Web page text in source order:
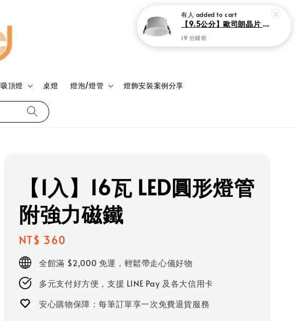
吸頂燈 桌燈 燈泡/燈管 燈飾安裝案例分享
登入
【1入】16瓦 LED圓形燈管
附強力磁鐵
Regular
price
NT$ 360
全館滿 $2,000 免運，輕鬆帶走心儀好物
多元支付好方便，支援 LINE Pay 及各大信用卡
安心購物保障：每筆訂單享一次免費退貨服務
有人 added to cart
19 分鐘前